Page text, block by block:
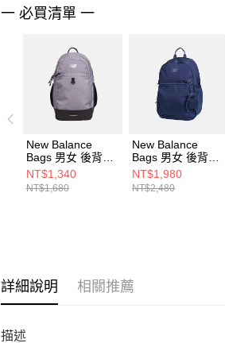
一 必買清單 一
New Balance
Bags 男女 後背包
LAB51002GNM-F
NT$1,340
NT$1,680
New Balance
Bags 男女 後背包
LAB23199VTI-F
NT$1,980
NT$2,480
詳細說明 相關推薦
描述